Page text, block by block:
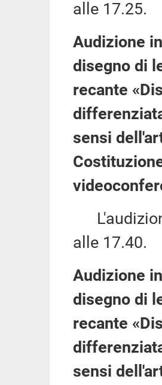
alle 17.25.
Audizione
disegno di
recante
sensi
alle 17.40.
Audizione
disegno di
recante
sensi